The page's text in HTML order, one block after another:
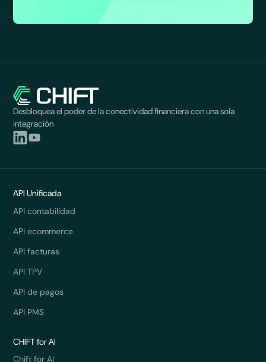
Desbloquea el poder de la conectividad financiera con una sola
integración
API Unificada
API contabilidad
API ecommerce
API facturas
API TPV
API de pagos
API PMS
CHIFT for AI
Chift for AI